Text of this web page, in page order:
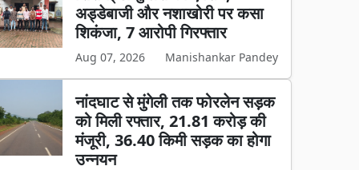
अड्डेबाजी और नशाखोरी पर कसा
शिकंजा, 7 आरोपी गिरफ्तार
Aug 07, 2026 Manishankar Pandey
नांदघाट से मुंगेली तक फोरलेन सड़क
को मिली रफ्तार, 21.81 करोड़ की
मंजूरी, 36.40 किमी सड़क का होगा
उन्नयन